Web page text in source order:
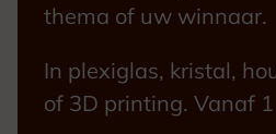
thema of uw winnaar.
In plexiglas, kristal,
of 3D printing. Vanaf